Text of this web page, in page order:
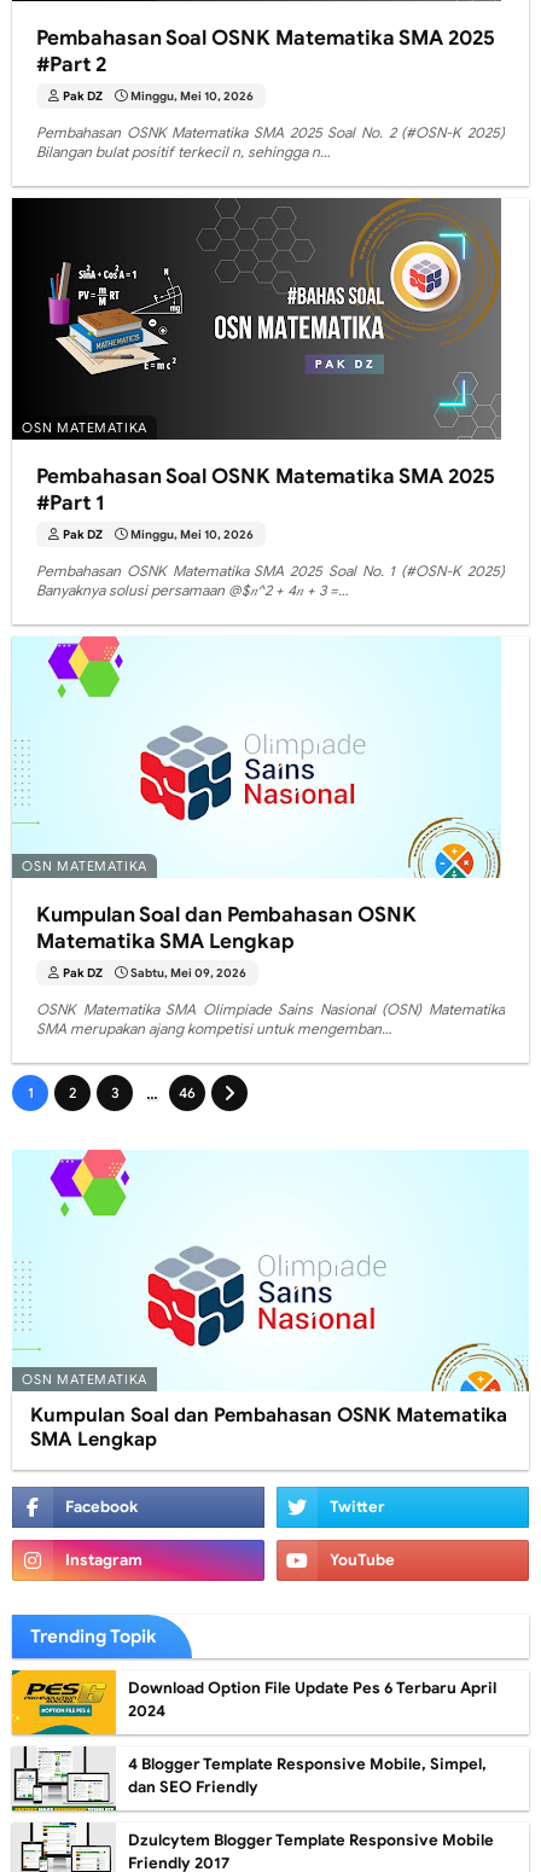
Pembahasan Soal OSNK Matematika SMA 2025
#Part 2
Pak DZ Minggu, Mei 10, 2026
Pembahasan OSNK Matematika SMA 2025 Soal No. 2 (#OSN-K 2025)
Bilangan bulat positif terkecil n, sehingga n…
OSN MATEMATIKA
Pembahasan Soal OSNK Matematika SMA 2025
#Part 1
Pak DZ Minggu, Mei 10, 2026
Pembahasan OSNK Matematika SMA 2025 Soal No. 1 (#OSN-K 2025)
Banyaknya solusi persamaan @$𝑛^2 + 4𝑛 + 3 =…
OSN MATEMATIKA
Kumpulan Soal dan Pembahasan OSNK
Matematika SMA Lengkap
Pak DZ Sabtu, Mei 09, 2026
OSNK Matematika SMA Olimpiade Sains Nasional (OSN) Matematika
SMA merupakan ajang kompetisi untuk mengemban…
1 2 3 ... 46
OSN MATEMATIKA
Kumpulan Soal dan Pembahasan OSNK Matematika
SMA Lengkap
Trending Topik
Download Option File Update Pes 6 Terbaru April
2024
4 Blogger Template Responsive Mobile, Simpel,
dan SEO Friendly
Dzulcytem Blogger Template Responsive Mobile
Friendly 2017